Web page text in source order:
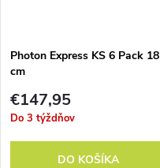
Photon Express KS 6 Pack 18
cm
€147,95
Do 3 týždňov
DO KOŠÍKA